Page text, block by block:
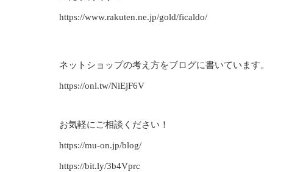
https://www.rakuten.ne.jp/gold/ficaldo/
ネットショップの考え方をブログに書いています。
https://onl.tw/NiEjF6V
お気軽にご相談ください！
https://mu-on.jp/blog/
https://bit.ly/3b4Vprc